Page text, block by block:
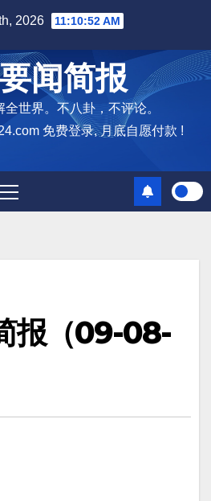
2026 11:10:53 AM
闻简报
世界。不八卦，不评论。
免费登录, 月底自愿付款 !
报（09-08-